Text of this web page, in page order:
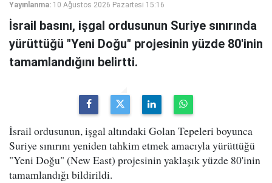
Yayınlanma: 10 Ağustos 2026 Pazartesi 15:16
İsrail basını, işgal ordusunun Suriye sınırında
yürüttüğü "Yeni Doğu" projesinin yüzde 80'inin
tamamlandığını belirtti.
İsrail ordusunun, işgal altındaki Golan Tepeleri boyunca
Suriye sınırını yeniden tahkim etmek amacıyla yürüttüğü
"Yeni Doğu" (New East) projesinin yaklaşık yüzde 80'inin
tamamlandığı bildirildi.